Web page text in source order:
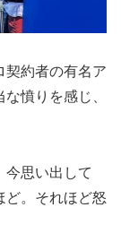
契約者の有名ア
憤りを感じ、
今思い出して
。それほど怒